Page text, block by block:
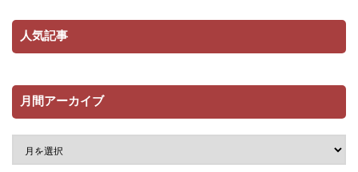
人気記事
月間アーカイブ